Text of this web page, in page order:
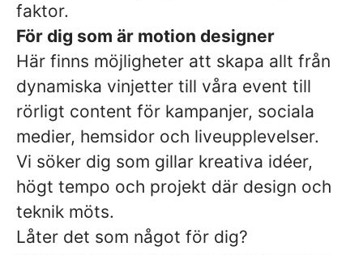
faktor.
För dig som är motion designer
Här finns möjligheter att skapa allt från
dynamiska vinjetter till våra event till
rörligt content för kampanjer, sociala
medier, hemsidor och liveupplevelser.
Vi söker dig som gillar kreativa idéer,
högt tempo och projekt där design och
teknik möts.
Låter det som något för dig?